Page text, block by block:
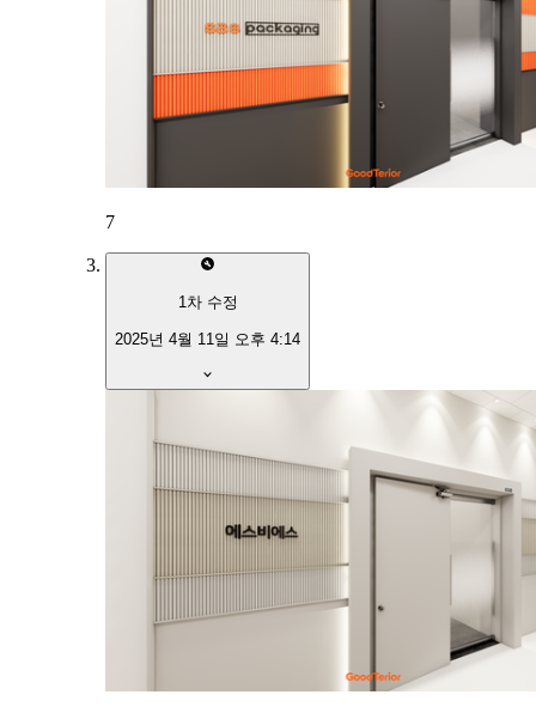
7
1 차 수정
2025년 4월 11일 오후 4:14